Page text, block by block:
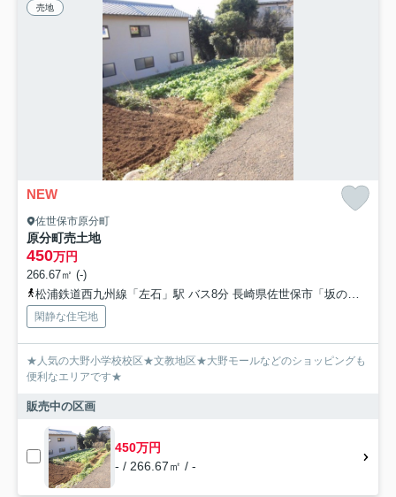
売地
NEW
佐世保市原分町
原分町売土地
450万円
266.67㎡ (-)
松浦鉄道西九州線「左石」駅 バス8分 長崎県佐世保市「坂の上中央区」 停歩4分
閑静な住宅地
★人気の大野小学校校区★文教地区★大野モールなどのショッピングも
便利なエリアです★
販売中の区画
450万円
- / 266.67㎡ / -